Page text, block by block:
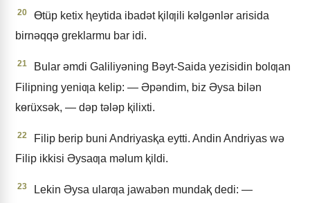
20
Ɵtüp ketix ⱨeytida ibadǝt ⱪilƣili kǝlgǝnlǝr arisida
birnǝqqǝ greklarmu bar idi.
21
Bular ǝmdi Galiliyǝning Bǝyt-Saida yezisidin bolƣan
Filipning yeniƣa kelip: — Əpǝndim, biz Əysa bilǝn
kɵrüxsǝk, — dǝp tǝlǝp ⱪilixti.
22
Filip berip buni Andriyasⱪa eytti. Andin Andriyas wǝ
Filip ikkisi Əysaƣa mǝlum ⱪildi.
23
Lekin Əysa ularƣa jawabǝn mundaⱪ dedi: —